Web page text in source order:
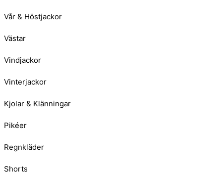
Vår & Höstjackor
Västar
Vindjackor
Vinterjackor
Kjolar & Klänningar
Pikéer
Regnkläder
Shorts